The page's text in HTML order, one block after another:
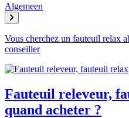
Algemeen
Vous cherchez un fauteuil relax
conseiller
Fauteuil releveur,
quand acheter ?